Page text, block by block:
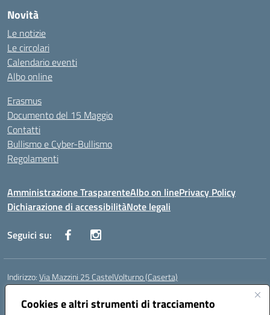
Cookies e altri strumenti di tracciamento
Novità
Le notizie
Le circolari
Calendario eventi
Albo online
Erasmus
Documento del 15 Maggio
Contatti
Bullismo e Cyber-Bullismo
Regolamenti
Amministrazione TrasparenteAlbo on linePrivacy Policy
Dichiarazione di accessibilitàNote legali
Seguici su:
Indirizzo:Via Mazzini 25 CastelVolturno (Caserta)
Centralino:
Posta elettronica certificata (PEC):ceis014005@pec.istruzione.it